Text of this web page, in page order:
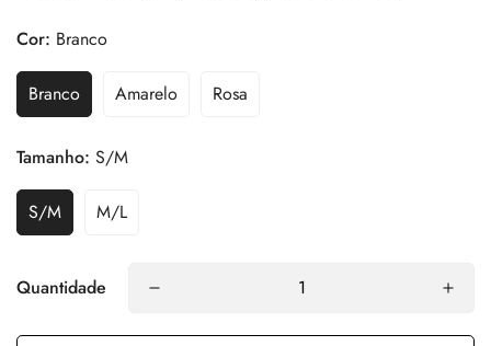
Cor: Branco
Branco Amarelo Rosa
Tamanho: S/M
S/M M/L
Quantidade